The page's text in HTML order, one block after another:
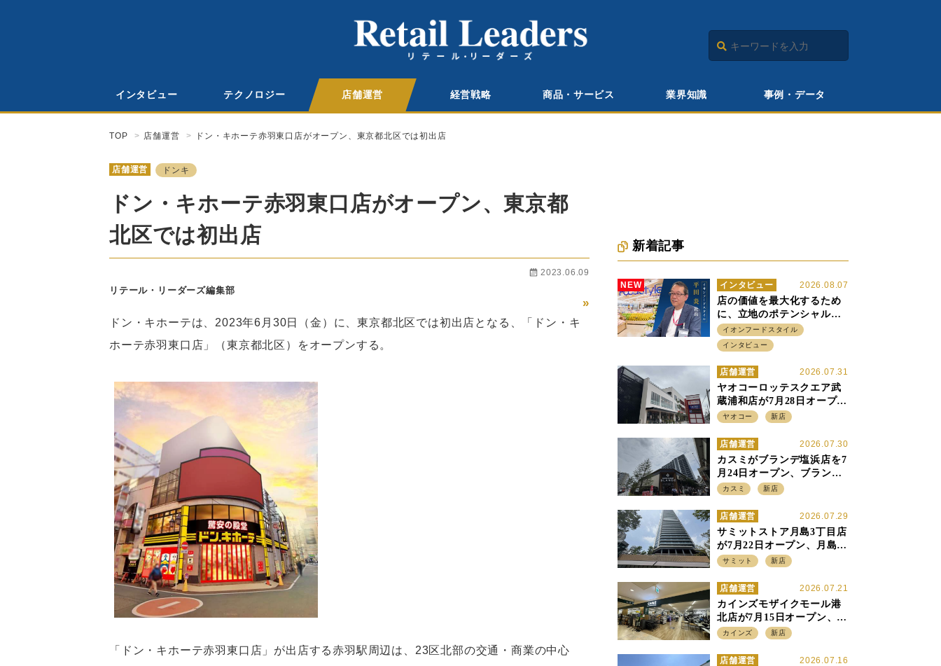
インタビュー テクノロジー 店舗運営 経営戦略 商品・サービス 業界知識 事例・データ
TOP 店舗運営 ドン・キホーテ赤羽東口店がオープン、東京都北区では初出店
店舗運営 ドンキ
ドン・キホーテ赤羽東口店がオープン、東京都
北区では初出店
2023.06.09
リテール・リーダーズ編集部
»
ドン・キホーテは、2023年6月30日（金）に、東京都北区では初出店となる、「ドン・キ
ホーテ赤羽東口店」（東京都北区）をオープンする。
「ドン・キホーテ赤羽東口店」が出店する赤羽駅周辺は、23区北部の交通・商業の中心
新着記事
NEW 2026.08.07
インタビュー
店の価値を最大化するため
に、立地のポテンシャルに
火をつける イオンフード
スタイル 平田 炎社長
イオンフードスタイル
インタビュー
2026.07.31
店舗運営
ヤオコーロッテスクエア武
蔵浦和店が7月28日オープ
ン、至近の惣菜繁盛店・武
すみ分け
ヤオコー 新店
2026.07.30
店舗運営
カスミがブランデ塩浜店を7
月24日オープン、ブランデ5
店目は生鮮、デリカ強化の
入れ
カスミ 新店
2026.07.29
店舗運営
サミットストア月島3丁目店
が7月22日オープン、月島の
58階建てタワーマンション1
を出店
サミット 新店
2026.07.21
店舗運営
カインズモザイクモール港
北店が7月15日オープン、出
店強化の神奈川県、駅前
カインズ 新店
2026.07.16
店舗運営